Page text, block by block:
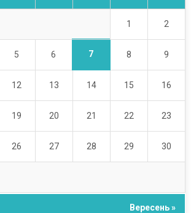
1 2
5 6 7 8 9
12 13 14 15 16
19 20 21 22 23
26 27 28 29 30
Вересень »